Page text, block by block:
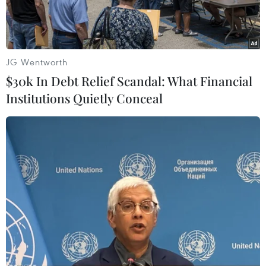
Brazil đã có khởi đầu thất vọng tại Copa America 2024.
(Nguồn: Getty Images)
Ngày 29/6, vòng bảng Copa America 2024 sẽ tiếp
tục diễn ra các trận đấu trận thuộc lượt trận thứ
2 bảng D. Brazil gặp Paraguay trong khi
Colombia gặp Costa Rica.
JG Wentworth
$30k In Debt Relief Scandal: What Financial
Institutions Quietly Conceal